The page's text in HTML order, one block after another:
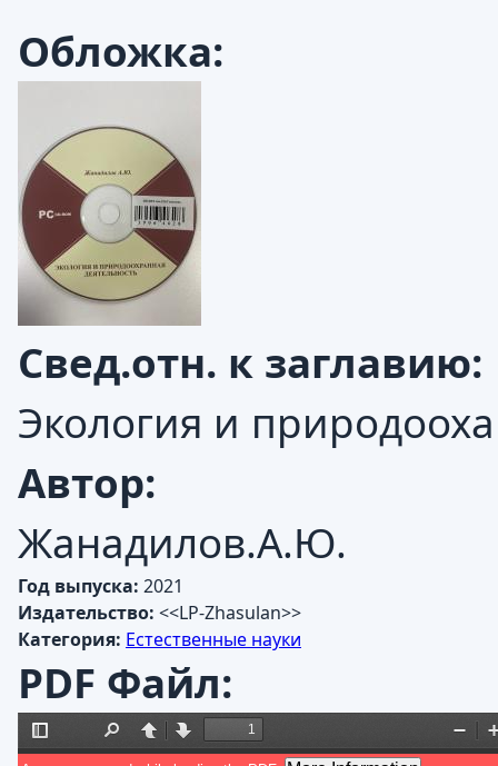
Обложка:
Свед.отн. к заглавию:
Экология и
Автор:
Жанадилов.А.Ю.
Год выпуска: 2021
Издательство: <<LP-Zhasulan>>
Категория: Естественные науки
PDF Файл: